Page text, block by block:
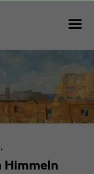
italischen
Himmeln